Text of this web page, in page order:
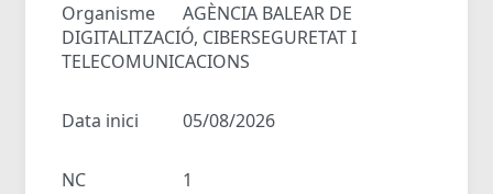
Organisme
AGÈNCIA BALEAR DE
DIGITALITZACIÓ, CIBERSEGURETAT I
TELECOMUNICACIONS
Data inici 05/08/2026
NC 1